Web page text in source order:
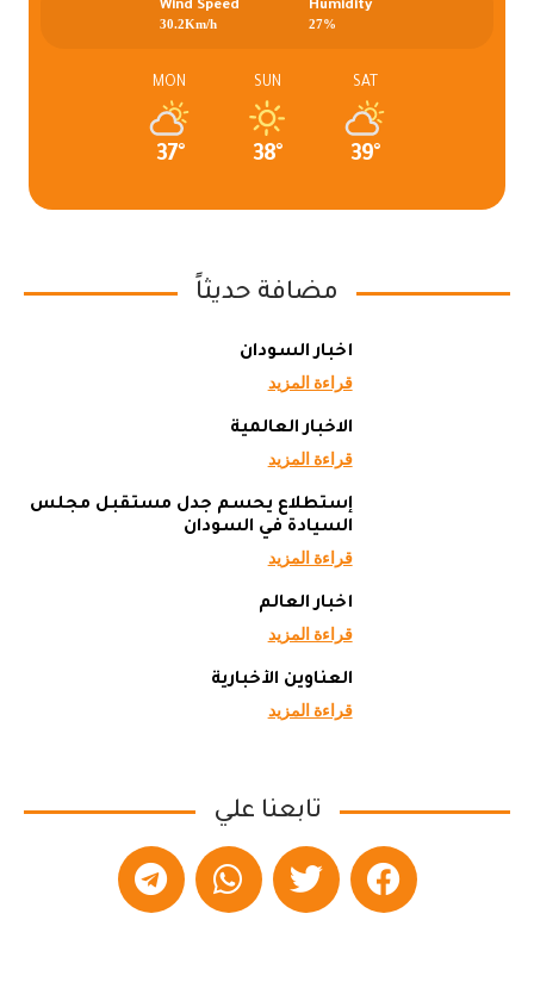
Humidity
27%
Wind Speed
30.2Km/h
SAT
39°
SUN
38°
MON
37°
مضافة حديثاً
أخبار السودان
قراءة المزيد
الاخبار العالمية
قراءة المزيد
إستطلاع يحسم جدل مستقبل مجلس
السيادة في السودان
قراءة المزيد
أخبار العالم
قراءة المزيد
العناوين الأخبارية
قراءة المزيد
تابعنا علي